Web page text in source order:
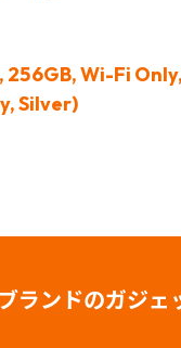
Wi-Fi
Silver)
ランドのガジェ